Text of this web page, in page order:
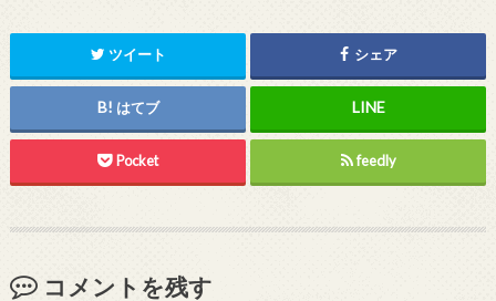
ツイート シェア
はてブ
Pocket feedly
コメントを残す